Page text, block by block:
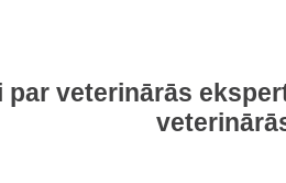
par veterinārās